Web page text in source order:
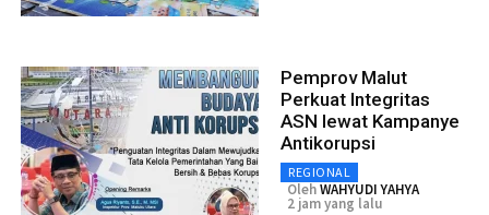
Pemprov Malut
Perkuat Integritas
ASN lewat Kampanye
Antikorupsi
REGIONAL
OlehWAHYUDI YAHYA
2 jam yang lalu